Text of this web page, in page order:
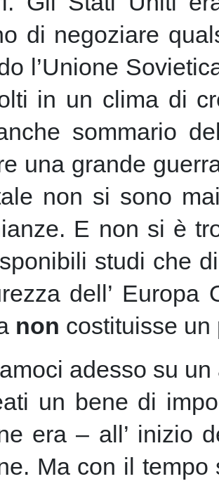
di negoziare
l’Unione
in un clima di
sommario
una grande
non si sono
E non si è
studi che
dell’
non costituisse un
adesso su
un bene di
era – all’ inizio
Ma con il tempo